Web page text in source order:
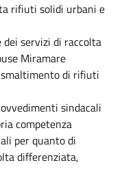
rifiuti solidi urbani e
servizi di raccolta
Miramare
di rifiuti
sindacali
competenza
per quanto di
differenziata,